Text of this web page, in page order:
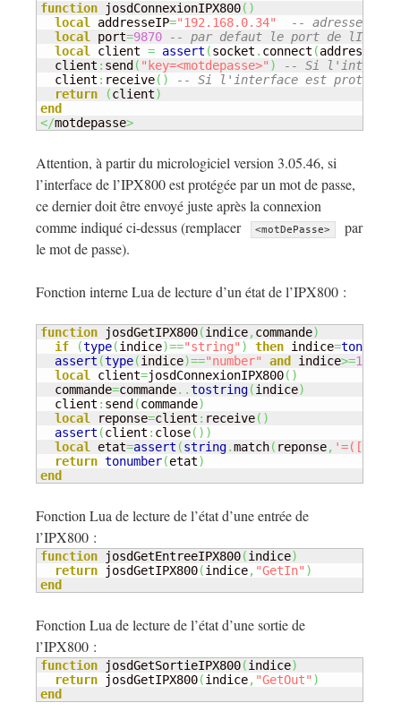
function josdConnexionIPX800( )
local
addresseIP="192.168.0.34"
-- adresseIP
local
port=9870
-- par defaut le port de lIPX
local
client = assert (socket . connect (addresseIP
  client
: send ( "key=<motdepasse>" )
-- Si l'interface
  client
: receive( )
-- Si l'interface est protégée
return
(client)
end
</motdepasse>
Attention, à partir du micrologiciel version 3.05.46, si
l’interface de l’IPX800 est protégée par un mot de passe,
ce dernier doit être envoyé juste après la connexion
comme indiqué ci-dessus (remplacer
<motDePasse>
par
le mot de passe).
Fonction interne Lua de lecture d’un état de l’IPX800 :
function josdGetIPX800(indice, commande)
if
(type(indice)=="string" ) then indice=tonumber
assert (type(indice)=="number" and indice>=1
local
client=josdConnexionIPX800( )
  commande
=commande..tostring(indice)
  client
: send (commande)
local
reponse=client : receive( )
assert (client : close( ) )
local
etat=assert (string.match( reponse, '=([0-
return tonumber(etat)
end
Fonction Lua de lecture de l’état d’une entrée de
l’IPX800 :
function josdGetEntreeIPX800(indice)
return josdGetIPX800(indice, "GetIn" )
end
Fonction Lua de lecture de l’état d’une sortie de
l’IPX800 :
function josdGetSortieIPX800(indice)
return josdGetIPX800(indice, "GetOut" )
end